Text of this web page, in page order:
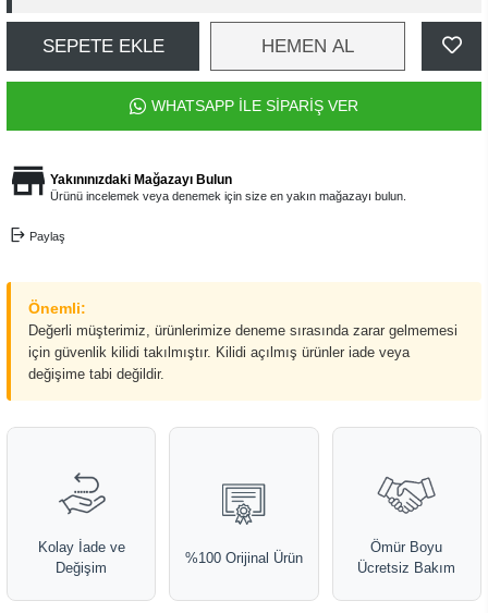
SEPETE EKLE HEMEN AL
WHATSAPP İLE SİPARİŞ VER
Yakınınızdaki Mağazayı Bulun
Ürünü incelemek veya denemek için size en yakın mağazayı bulun.
Paylaş
Önemli:
Değerli müşterimiz, ürünlerimize deneme sırasında zarar gelmemesi
için güvenlik kilidi takılmıştır. Kilidi açılmış ürünler iade veya
değişime tabi değildir.
Kolay İade ve
Değişim
%100 Orijinal Ürün
Ömür Boyu
Ücretsiz Bakım